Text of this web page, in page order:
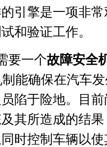
引擎是一项非
和验证工作。
要一个故障安全
制能确保在汽车
陷于险地。目
其所造成的结
时控制车辆以